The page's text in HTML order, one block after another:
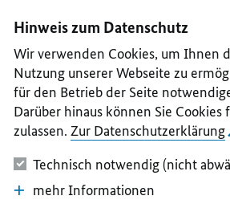
II
III
IV
V
Hinweis zum Datenschutz
Wir verwenden Cookies, um Ihnen
Nutzung unserer Webseite zu
für den Betrieb der Seite
Darüber hinaus können Sie Cookies
zulassen. Zur Datenschutzerklärung
Technisch notwendig (nicht
mehr Informationen